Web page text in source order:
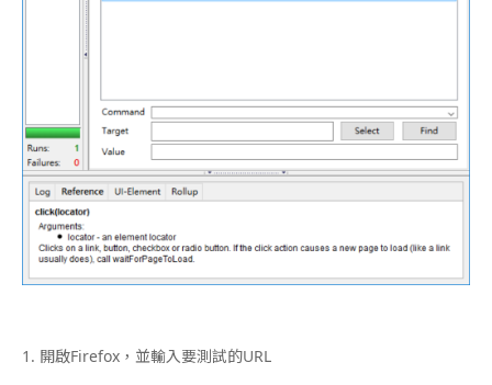
1. 開啟Firefox，並輸入要測試的URL